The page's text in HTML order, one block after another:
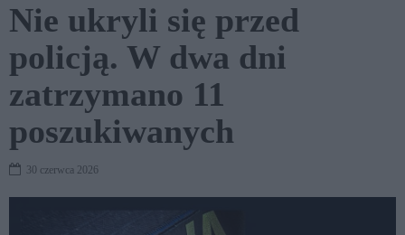
Nie ukryli się przed
policją. W dwa dni
zatrzymano 11
poszukiwanych
30 czerwca 2026